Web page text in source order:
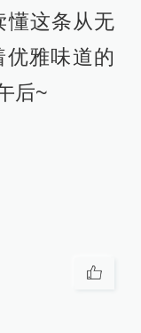
懂这条从无
雅味道的
后~